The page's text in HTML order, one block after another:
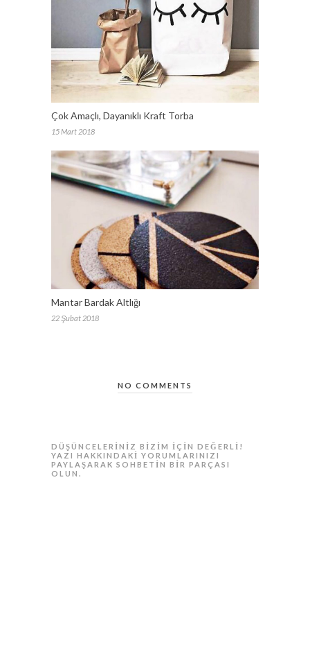
Çok Amaçlı, Dayanıklı Kraft Torba
15 Mart 2018
Mantar Bardak Altlığı
22 Şubat 2018
NO COMMENTS
DÜŞÜNCELERINIZ BIZIM IÇIN DEĞERLI!
YAZI HAKKINDAKI YORUMLARINIZI
PAYLAŞARAK SOHBETIN BIR PARÇASI
OLUN.